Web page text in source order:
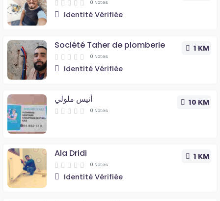
0 Notes
Identité Vérifiée
1 KM
Société Taher de plomberie
0 Notes
Identité Vérifiée
10 KM أنيس ملولي
0 Notes
1 KM
Ala Dridi
0 Notes
Identité Vérifiée